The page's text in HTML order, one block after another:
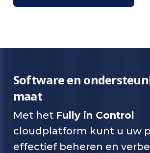
Software en
maat
Met het Fully in Control
cloudplatform kunt u uw
effectief beheren en